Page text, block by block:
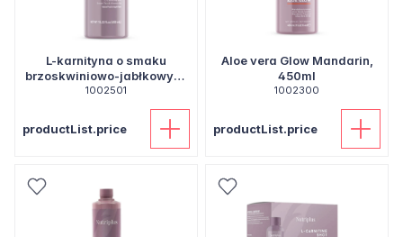
L-karnityna o smaku
brzoskwiniowo-jabłkowym,
450 ml
1002501
productList.price
Aloe vera Glow Mandarin,
450ml
1002300
productList.price